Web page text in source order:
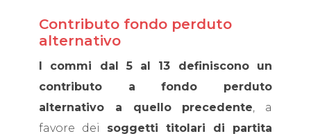
Contributo fondo perduto
alternativo
I commi dal 5 al 13 definiscono un
contributo a fondo perduto
alternativo a quello precedente, a
favore dei soggetti titolari di partita